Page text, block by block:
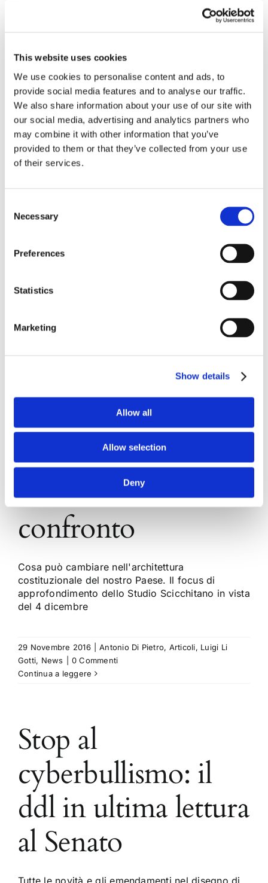
This website uses cookies
We use cookies to personalise content and ads, to
provide social media features and to analyse our traffic.
We also share information about your use of our site with
our social media, advertising and analytics partners who
may combine it with other information that you’ve
provided to them or that they’ve collected from your use
of their services.
Selection
Necessary
Preferences
Statistics
Marketing
Show details
Allow all
Allow selection
Deny
Ecco cosa prevede il disegno di legge n. 3671-
19 Febbraio 2017 | Articoli,Matteo Pavia ,News | 0
Commenti
Continua a leggere
REFERENDUM.
Le ragioni del sì e
del no: Li Gotti e
Di Pietro a
confronto
Cosa può cambiare nell'architettura
costituzionale del nostro Paese. Il focus di
approfondimento dello Studio Scicchitano in vista
del 4 dicembre
29 Novembre 2016 Antonio Di Pietro, Articoli, Luigi Li
Gotti, News
0 Commenti
Continua a leggere
Stop al
cyberbullismo: il
ddl in ultima lettura
al Senato
Tutte le novità e gli emendamenti nel disegno di